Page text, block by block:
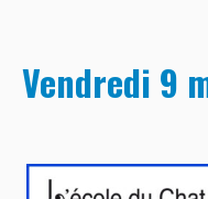
Vendredi 9